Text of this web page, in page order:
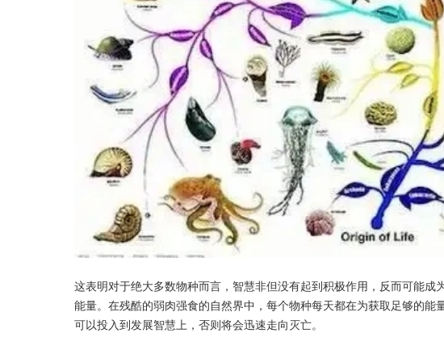
这表明对于绝大多数物种而言，智慧非但没有起到积极作用，反而可能
能量。在残酷的弱肉强食的自然界中，每个物种每天都在为获取足够的
可以投入到发展智慧上，否则将会迅速走向灭亡。